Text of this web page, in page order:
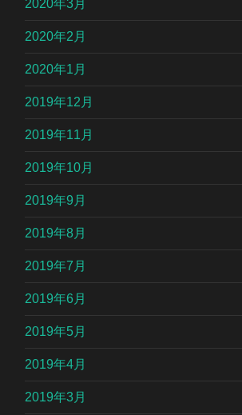
2020年3月
2020年2月
2020年1月
2019年12月
2019年11月
2019年10月
2019年9月
2019年8月
2019年7月
2019年6月
2019年5月
2019年4月
2019年3月